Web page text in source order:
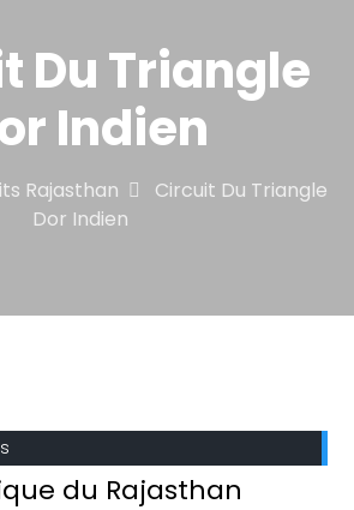
Du Triangle
Indien
Rajasthan
Circuit Du Triangle
Dor Indien
du Rajasthan